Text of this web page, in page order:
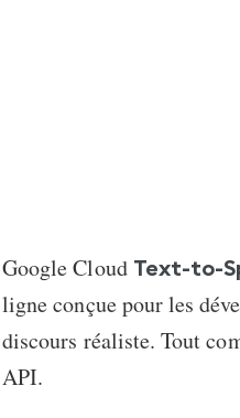
Google Cloud Text-to-
ligne conçue pour les
discours réaliste. Tout
API.